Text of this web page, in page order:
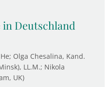
Deutschland
Olga Chesalina, Kand.
LL.M.; Nikola
UK)